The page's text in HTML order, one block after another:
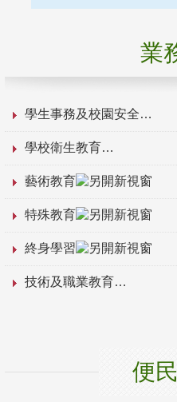
業
學生事務及校園安全
學校衛生教育
藝術教育
特殊教育
終身學習
技術及職業教育
便